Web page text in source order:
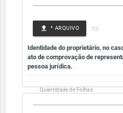
* ARQUIVO
file_upload
Identidade do proprietário, no
ato de comprovação de
pessoa jurídica.
Quantidade de Folhas